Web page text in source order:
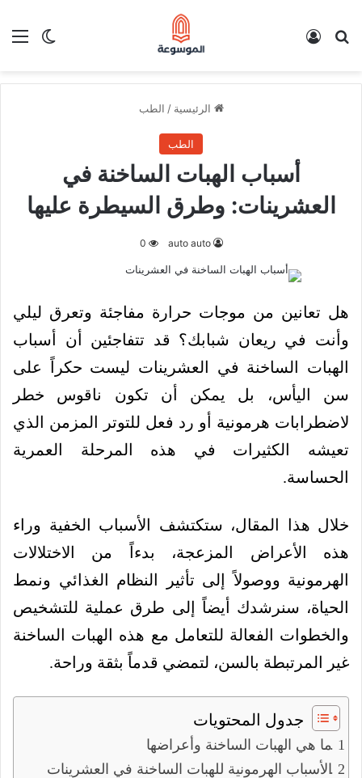
الوضع بحث عن
الرئيسية / الطب
الطب
أسباب الهبات الساخنة في
العشرينات: وطرق السيطرة عليها
auto auto
0
هل تعانين من موجات حرارة مفاجئة وتعرق ليلي
وأنت في ريعان شبابك؟ قد تتفاجئين أن أسباب
الهبات الساخنة في العشرينات ليست حكراً على
سن اليأس، بل يمكن أن تكون ناقوس خطر
لاضطرابات هرمونية أو رد فعل للتوتر المزمن الذي
تعيشه الكثيرات في هذه المرحلة العمرية
الحساسة.
خلال هذا المقال، ستكتشف الأسباب الخفية وراء
هذه الأعراض المزعجة، بدءاً من الاختلالات
الهرمونية ووصولاً إلى تأثير النظام الغذائي ونمط
الحياة، سنرشدك أيضاً إلى طرق عملية للتشخيص
والخطوات الفعالة للتعامل مع هذه الهبات الساخنة
غير المرتبطة بالسن، لتمضي قدماً بثقة وراحة.
جدول المحتويات
ما هي الهبات الساخنة وأعراضها
الأسباب الهرمونية للهبات الساخنة في العشرينات